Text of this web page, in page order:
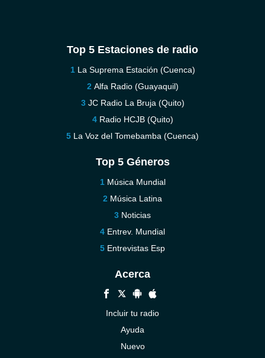
Top 5 Estaciones de radio
La Suprema Estación (Cuenca)
Alfa Radio (Guayaquil)
JC Radio La Bruja (Quito)
Radio HCJB (Quito)
La Voz del Tomebamba (Cuenca)
Top 5 Géneros
Música Mundial
Música Latina
Noticias
Entrev. Mundial
Entrevistas Esp
Acerca
Incluir tu radio
Ayuda
Nuevo